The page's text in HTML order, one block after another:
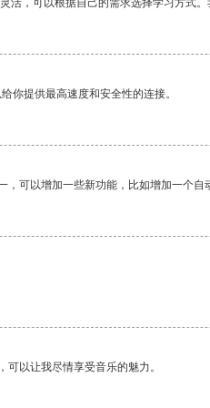
活，可以根据自己的需求选择学习方式。
你提供最高速度和安全性的连接。
，可以增加一些新功能，比如增加一个自
以让我尽情享受音乐的魅力。